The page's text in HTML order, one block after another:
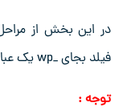
در این بخش از
فیلد بجای _wp یک عبارت دلخواه وارد کنید . مثلا : _owa
توجه :